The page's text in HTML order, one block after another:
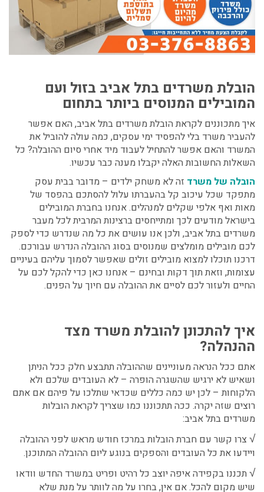
הובלת משרדים בתל אביב בזול ועם
המובילים המנוסים ביותר בתחום
איך מתכוננים לקראת הובלת משרדים בתל אביב, האם אפשר
להעביר משרד בלי להפסיד ימי עסקים, כמה עולה להוביל את
המשרד והאם אפשר להתחיל לעבוד מיד אחרי סיום ההובלה? כל
השאלות החשובות האלה יקבלו מענה כבר עכשיו.
הובלה של משרד זה לא משחק ילדים – מדובר בבית עסק
מתפקד שכל עיכוב קל בהעברתו עלול להסתכם בהפסד של
מאות ואף אלפי שקלים למנהלים. אנחנו בחברת המובילים
בישראל מודעים לכך ומתייחסים ברצינות המרבית לכלמעבר
משרדים בתל אביב, ולכן אנו עושים את כל מה שנדרש כדי לספק
לכם מובילים מומלצים שמנוסים בסוג ההובלה הנדרש עבורכם.
דרכנו תוכלו למצוא מובילים זולים שאפשר לסמוך עליהם בעיניים
עצומות, וזאת תוך דקות ובחינם – אנחנו כאן כדי להקל לכם על
החיים ולעזור לכם לסיים את ההובלה עם חיוך על הפנים.
איך להתכונן להובלת משרד מצד
ההנהלה?
אתם ככל הנראה מעוניינים שההובלה תתבצע חלק ככל הניתן
ושאיש לא ירגיש שהשגרה הופרה – לא העובדים שלכם ולא
הלקוחות – לכן יש כמה כללים שכדאי שתלכו על פיהם אם אתם
רוצים שזה יקרה. ככה תתכוננו כמו שצריך לקראת הובלות
משרדים בתל אביב:
√ צרו קשר עם חברת הובלות במרכז חודש מראש לפני ההובלה
ויידעו את כל העובדים והספקים בנוגע ליום ההובלה המתוכנן.
√ תכננו בקפידה איפה יוצב כל רהיט ופריט במשרד החדש וודאו
שיש מקום להכל. אם אין, בחרו על מה לוותר על מנת שלא